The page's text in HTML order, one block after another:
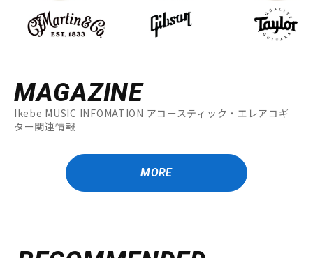
MAGAZINE
Ikebe MUSIC INFOMATION アコースティック・エレアコギ
ター関連情報
MORE